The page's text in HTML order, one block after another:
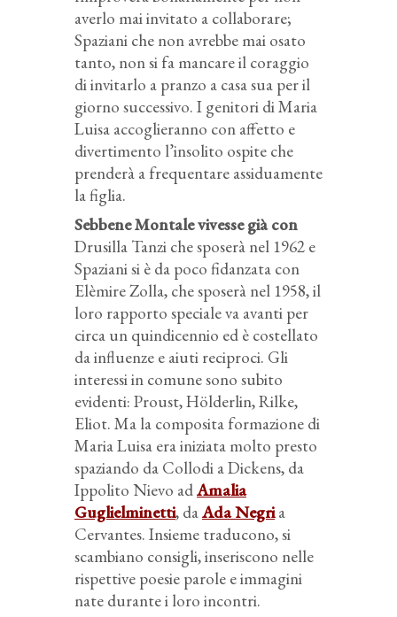
averlo mai invitato a collaborare;
Spaziani che non avrebbe mai osato
tanto, non si fa mancare il coraggio
di invitarlo a pranzo a casa sua per il
giorno successivo. I genitori di Maria
Luisa accoglieranno con affetto e
divertimento l’insolito ospite che
prenderà a frequentare assiduamente
la figlia.
Sebbene Montale vivesse già con
Drusilla Tanzi che sposerà nel 1962 e
Spaziani si è da poco fidanzata con
Elèmire Zolla, che sposerà nel 1958, il
loro rapporto speciale va avanti per
circa un quindicennio ed è costellato
da influenze e aiuti reciproci. Gli
interessi in comune sono subito
evidenti: Proust, Hölderlin, Rilke,
Eliot. Ma la composita formazione di
Maria Luisa era iniziata molto presto
spaziando da Collodi a Dickens, da
Ippolito Nievo adAmalia
Guglielminetti, daAda Negri a
Cervantes. Insieme traducono, si
scambiano consigli, inseriscono nelle
rispettive poesie parole e immagini
nate durante i loro incontri.